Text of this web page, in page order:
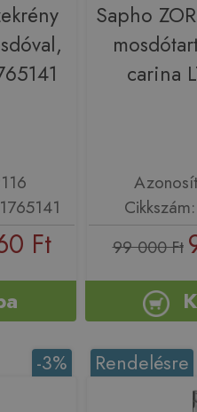
Ft
Sapho
carina
99 000 Ft
-3% Rendelésre